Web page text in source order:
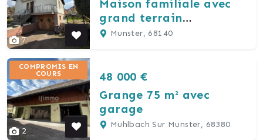
7
Maison familiale avec
grand terrain
constructible
Munster, 68140
2
COMPROMIS EN
COURS
48 000 €
Grange 75 m² avec
garage
Muhlbach Sur Munster, 68380